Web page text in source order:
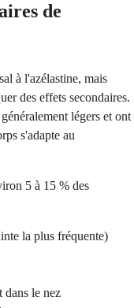
de
à l'azélastine, mais
des effets secondaires.
légers et ont
s'adapte au
5 à 15 % des
la plus fréquente)
dans le nez